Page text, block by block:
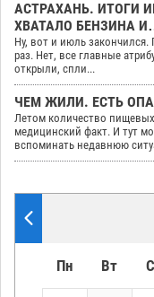
АСТРАХАНЬ. ИТОГИ
ХВАТАЛО БЕНЗИНА
Ну, вот и июль
раз. Нет, все главные
открыли, спли...
ЧЕМ ЖИЛИ. ЕСТЬ
Летом количество пищевых
медицинский факт. И тут
вспоминать недавнюю
Пн Вт